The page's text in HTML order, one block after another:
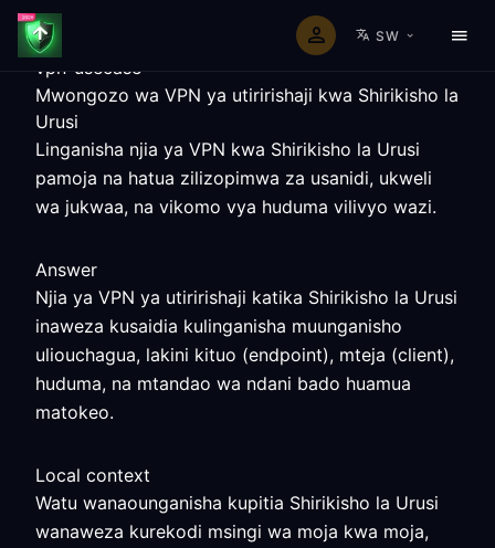
SW
vpn-usecase
Mwongozo wa VPN ya utiririshaji kwa Shirikisho la
Urusi
Linganisha njia ya VPN kwa Shirikisho la Urusi
pamoja na hatua zilizopimwa za usanidi, ukweli
wa jukwaa, na vikomo vya huduma vilivyo wazi.
Answer
Njia ya VPN ya utiririshaji katika Shirikisho la Urusi
inaweza kusaidia kulinganisha muunganisho
uliouchagua, lakini kituo (endpoint), mteja (client),
huduma, na mtandao wa ndani bado huamua
matokeo.
Local context
Watu wanaounganisha kupitia Shirikisho la Urusi
wanaweza kurekodi msingi wa moja kwa moja,